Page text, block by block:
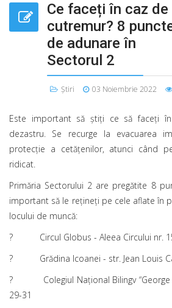
Ce faceți în caz de
cutremur? 8
de adunare în
Sectorul 2
Știri 03 Noiembrie 2022
Este important să știți ce să faceți
dezastru. Se recurge la evacuarea
protecție a cetățenilor, atunci când
ridicat.
Primăria Sectorului 2 are pregătite 8
important să le rețineți pe cele aflate în
locului de muncă:
? Circul Globus - Aleea Circului nr.
? Grădina Icoanei - str. Jean Louis
? Colegiul Național Bilingv “George
29-31